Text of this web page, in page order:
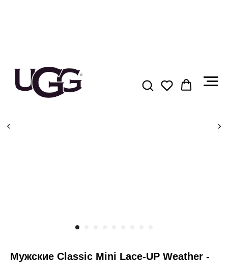
Мужские Classic Mini Lace-UP Weather -